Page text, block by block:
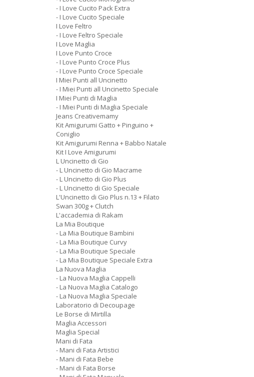
- I Love Cucito Pack Extra
- I Love Cucito Speciale
I Love Feltro
- I Love Feltro Speciale
I Love Maglia
I Love Punto Croce
- I Love Punto Croce Plus
- I Love Punto Croce Speciale
I Miei Punti all Uncinetto
- I Miei Punti all Uncinetto Speciale
I Miei Punti di Maglia
- I Miei Punti di Maglia Speciale
Jeans Creativemamy
Kit Amigurumi Gatto + Pinguino +
Coniglio
Kit Amigurumi Renna + Babbo Natale
Kit I Love Amigurumi
L Uncinetto di Gio
- L Uncinetto di Gio Macrame
- L Uncinetto di Gio Plus
- L Uncinetto di Gio Speciale
L'Uncinetto di Gio Plus n.13 + Filato
Swan 300g + Clutch
L'accademia di Rakam
La Mia Boutique
- La Mia Boutique Bambini
- La Mia Boutique Curvy
- La Mia Boutique Speciale
- La Mia Boutique Speciale Extra
La Nuova Maglia
- La Nuova Maglia Cappelli
- La Nuova Maglia Catalogo
- La Nuova Maglia Speciale
Laboratorio di Decoupage
Le Borse di Mirtilla
Maglia Accessori
Maglia Special
Mani di Fata
- Mani di Fata Artistici
- Mani di Fata Bebe
- Mani di Fata Borse